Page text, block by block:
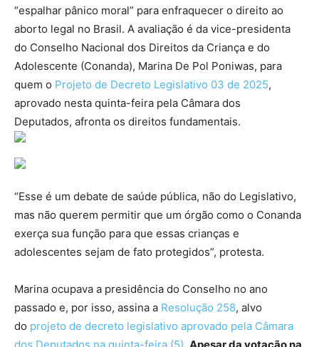
“espalhar pânico moral” para enfraquecer o direito ao
aborto legal no Brasil. A avaliação é da vice-presidenta
do Conselho Nacional dos Direitos da Criança e do
Adolescente (Conanda), Marina De Pol Poniwas, para
quem o Projeto de Decreto Legislativo 03 de 2025,
aprovado nesta quinta-feira pela Câmara dos
Deputados, afronta os direitos fundamentais.
“Esse é um debate de saúde pública, não do Legislativo,
mas não querem permitir que um órgão como o Conanda
exerça sua função para que essas crianças e
adolescentes sejam de fato protegidos”, protesta.
Marina ocupava a presidência do Conselho no ano
passado e, por isso, assina a Resolução 258, alvo
do projeto de decreto legislativo aprovado pela Câmara